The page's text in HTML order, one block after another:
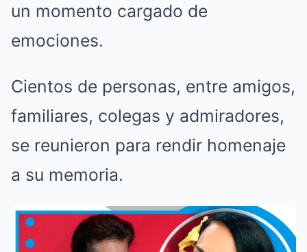
un momento cargado de
emociones.
Cientos de personas, entre amigos,
familiares, colegas y admiradores,
se reunieron para rendir homenaje
a su memoria.